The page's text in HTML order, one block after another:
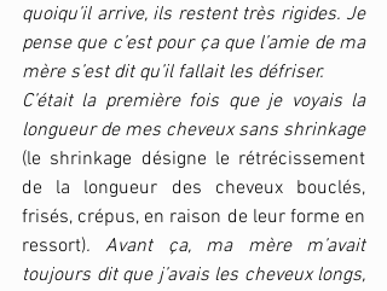
quoiqu’il arrive, ils restent très rigides. Je
pense que c’est pour ça que l’amie de ma
mère s’est dit qu’il fallait les défriser.
C’était la première fois que je voyais la
longueur de mes cheveux sans shrinkage
(le shrinkage désigne le rétrécissement
de la longueur des cheveux bouclés,
frisés, crépus, en raison de leur forme en
ressort). Avant ça, ma mère m’avait
toujours dit que j’avais les cheveux longs,